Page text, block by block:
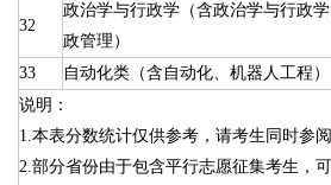
32
政治学与行政学（含政治学与行政
政管理）
33 自动化类（含自动化、机器人工程）
说明：
1.本表分数统计仅供参考，请考生同时参
2.部分省份由于包含平行志愿征集考生，